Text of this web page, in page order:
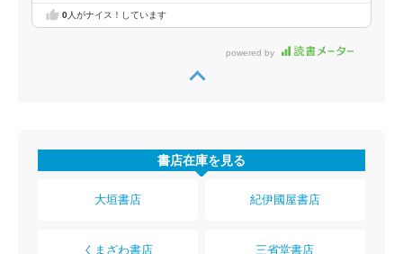
0人がナイス！しています
powered by
書店在庫を見る
大垣書店 紀伊國屋書店
くまざわ書店 三省堂書店